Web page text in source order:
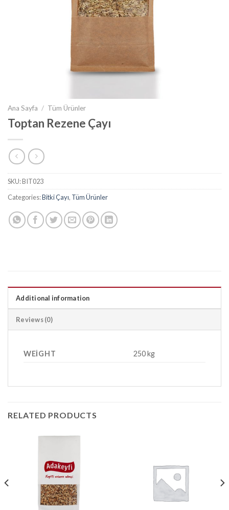
Ana Sayfa / Tüm Ürünler
Toptan Rezene Çayı
SKU:BIT023
Categories:Bitki Çayı, Tüm Ürünler
Additional information
Reviews (0)
WEIGHT 250 kg
RELATED PRODUCTS